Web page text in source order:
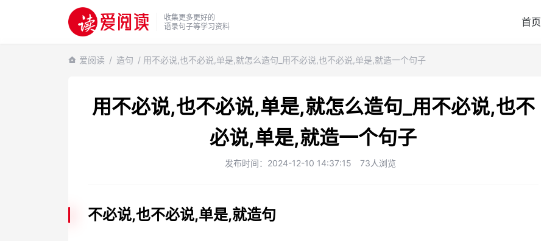
收集更多更好的
语录句子等学习资料
首页
爱阅读 / 造句 / 用不必说,也不必说,单是,就怎么造句_用不必说,也不必说,单是,就造一个句子
用不必说,也不必说,单是,就怎么造句_用不必说,也不
必说,单是,就造一个句子
发布时间：2024-12-10 14:37:15 73人浏览
不必说,也不必说,单是,就造句